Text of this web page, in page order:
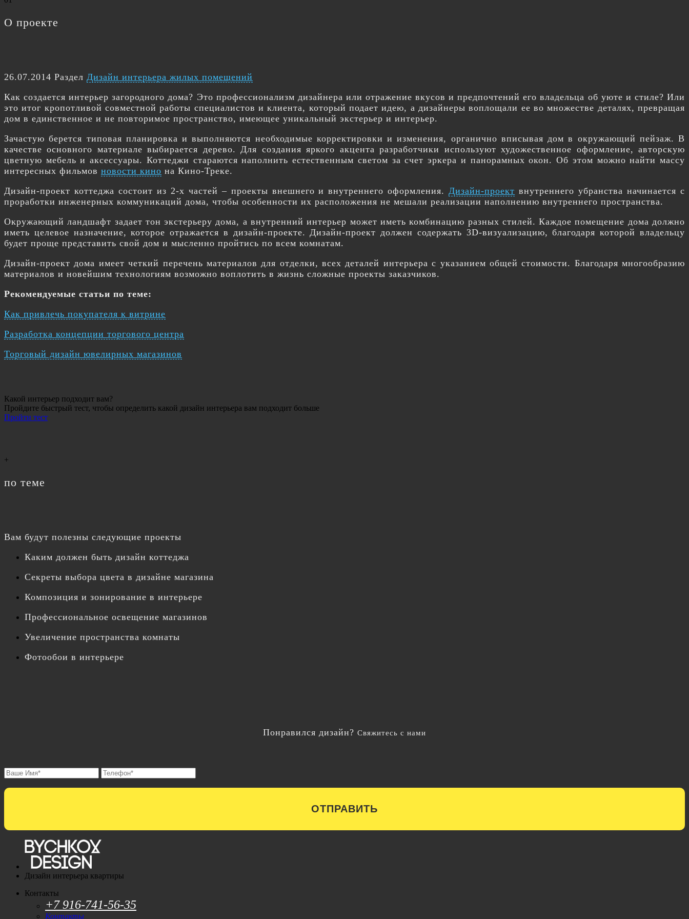
О проекте
26.07.2014 Раздел Дизайн интерьера жилых помещений
Как создается интерьер загородного дома? Это профессионализм дизайнера или отражение вкусов и предпочтений его владельца об уюте и стиле? Или
это итог кропотливой совместной работы специалистов и клиента, который подает идею, а дизайнеры воплощали ее во множестве деталях, превращая
дом в единственное и не повторимое пространство, имеющее уникальный экстерьер и интерьер.
Зачастую берется типовая планировка и выполняются необходимые корректировки и изменения, органично вписывая дом в окружающий пейзаж. В
качестве основного материале выбирается дерево. Для создания яркого акцента разработчики используют художественное оформление, авторскую
цветную мебель и аксессуары. Коттеджи стараются наполнить естественным светом за счет эркера и панорамных окон. Об этом можно найти массу
интересных фильмов новости кино на Кино-Треке.
Дизайн-проект коттеджа состоит из 2-х частей – проекты внешнего и внутреннего оформления.Дизайн-проект внутреннего убранства начинается с
проработки инженерных коммуникаций дома, чтобы особенности их расположения не мешали реализации наполнению внутреннего пространства.
Окружающий ландшафт задает тон экстерьеру дома, а внутренний интерьер может иметь комбинацию разных стилей. Каждое помещение дома должно
иметь целевое назначение, которое отражается в дизайн-проекте. Дизайн-проект должен содержать 3D-визуализацию, благодаря которой владельцу
будет проще представить свой дом и мысленно пройтись по всем комнатам.
Дизайн-проект дома имеет четкий перечень материалов для отделки, всех деталей интерьера с указанием общей стоимости. Благодаря многообразию
материалов и новейшим технологиям возможно воплотить в жизнь сложные проекты заказчиков.
Рекомендуемые статьи по теме:
Как привлечь покупателя к витрине
Разработка концепции торгового центра
Торговый дизайн ювелирных магазинов
Какой интерьер подходит вам?
Пройдите быстрый тест, чтобы определить какой дизайн интерьера вам подходит больше
Пройти тест
+
по теме
Вам будут полезны следующие проекты
Каким должен быть дизайн коттеджа
Секреты выбора цвета в дизайне магазина
Композиция и зонирование в интерьере
Профессиональное освещение магазинов
Увеличение пространства комнаты
Фотообои в интерьере
Понравился дизайн? Свяжитесь с нами
ОТПРАВИТЬ
Дизайн интерьера квартиры
Контакты
+7 916-741-56-35
Контакты